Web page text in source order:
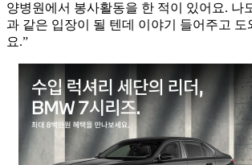
양병원에서 봉사활동을 한 적이 있어요. 나
과 같은 입장이 될 텐데 이야기 들어주고 도
요.”